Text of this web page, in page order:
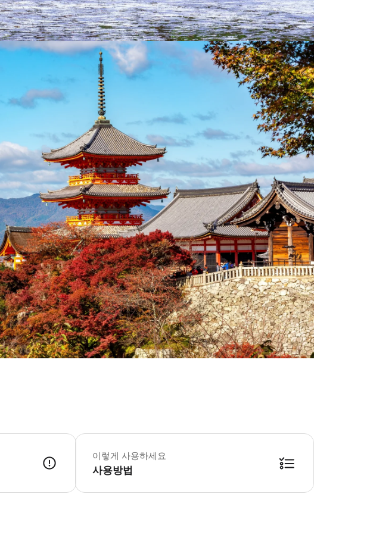
이렇게 사용하세요
사용방법